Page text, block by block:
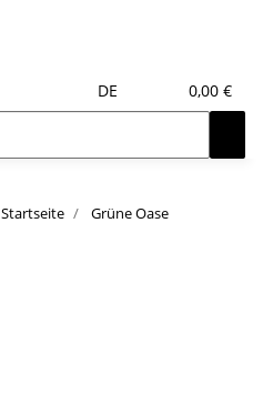
DE
0,00 €
Startseite
Grüne Oase